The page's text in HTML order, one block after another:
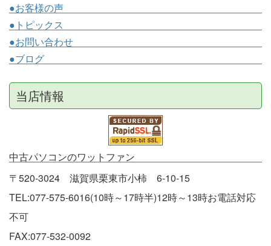
●お客様の声
●トピックス
●お問い合わせ
●ブログ
当店情報
中古パソコンのワットファン
〒520-3024 滋賀県栗東市小柿 6-10-15
TEL:077-575-6016(10時～17時半)12時～13時お電話対応
不可
FAX:077-532-0092